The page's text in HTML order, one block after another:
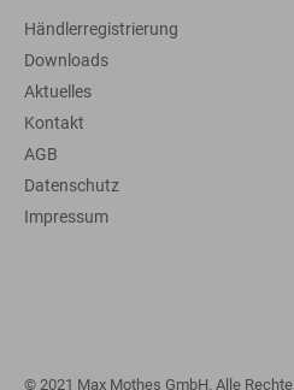
Händlerregistrierung
Downloads
Aktuelles
Kontakt
AGB
Datenschutz
Impressum
© 2021 Max Mothes GmbH. Alle Rechte